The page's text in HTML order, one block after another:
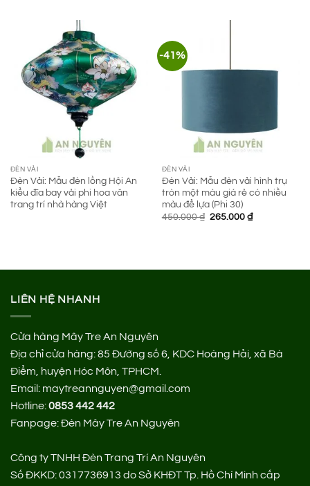
ĐÈN VẢI
Đèn Vải: Mẫu đèn lồng Hội An
kiểu đĩa bay vải phi hoa văn
trang trí nhà hàng Việt
-41%
ĐÈN VẢI
Đèn Vải: Mẫu đèn vải hình trụ
tròn một màu giá rẻ có nhiều
màu để lựa (Phi 30)
450.000₫ Giá
265.000 ₫Giá
LIÊN HỆ NHANH
Cửa hàng Mây Tre An Nguyên
Địa chỉ cửa hàng:85 Đường số 6, KDC Hoàng Hải, xã Bà
Điểm, huyện Hóc Môn, TPHCM.
Email: maytreannguyen@gmail.com
Hotline:0853 442 442
Fanpage:Đèn Mây Tre An Nguyên
Công ty TNHH Đèn Trang Trí An Nguyên
Số ĐKKD: 0317736913 do Sở KHĐT Tp. Hồ Chí Minh cấp